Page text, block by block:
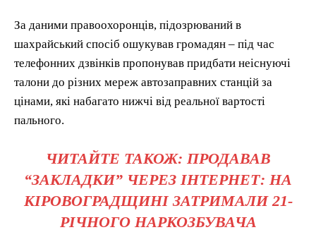
За даними правоохоронців, підозрюваний в
шахрайський спосіб ошукував громадян – під час
телефонних дзвінків пропонував придбати неіснуючі
талони до різних мереж автозаправних станцій за
цінами, які набагато нижчі від реальної вартості
пального.
ЧИТАЙТЕ ТАКОЖ: ПРОДАВАВ
“ЗАКЛАДКИ” ЧЕРЕЗ ІНТЕРНЕТ: НА
КІРОВОГРАДЩИНІ ЗАТРИМАЛИ 21-
РІЧНОГО НАРКОЗБУВАЧА